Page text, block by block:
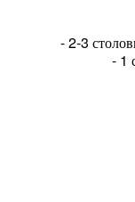
- 2-3
- 1